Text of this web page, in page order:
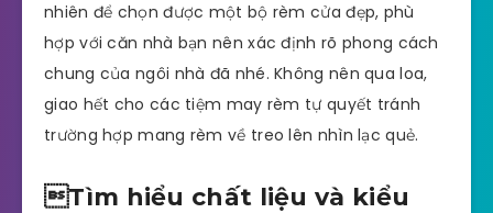
nhiên để chọn được một bộ rèm cửa đẹp, phù
hợp với căn nhà bạn nên xác định rõ phong cách
chung của ngôi nhà đã nhé. Không nên qua loa,
giao hết cho các tiệm may rèm tự quyết tránh
trường hợp mang rèm về treo lên nhìn lạc quẻ.
Tìm hiểu chất liệu và kiểu